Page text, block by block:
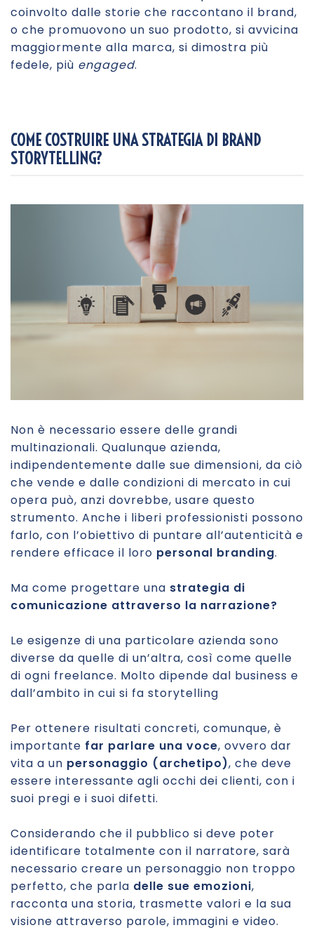
coinvolto dalle storie che raccontano il brand,
o che promuovono un suo prodotto, si avvicina
maggiormente alla marca, si dimostra più
fedele, più engaged.
COME COSTRUIRE UNA STRATEGIA DI BRAND
STORYTELLING?
Non è necessario essere delle grandi
multinazionali. Qualunque azienda,
indipendentemente dalle sue dimensioni, da ciò
che vende e dalle condizioni di mercato in cui
opera può, anzi dovrebbe, usare questo
strumento. Anche i liberi professionisti possono
farlo, con l’obiettivo di puntare all’autenticità e
rendere efficace il loro personal branding.
Ma come progettare una strategia di
comunicazione attraverso la narrazione?
Le esigenze di una particolare azienda sono
diverse da quelle di un’altra, così come quelle
di ogni freelance. Molto dipende dal business e
dall’ambito in cui si fa storytelling
Per ottenere risultati concreti, comunque, è
importante far parlare una voce, ovvero dar
vita a un personaggio (archetipo), che deve
essere interessante agli occhi dei clienti, con i
suoi pregi e i suoi difetti.
Considerando che il pubblico si deve poter
identificare totalmente con il narratore, sarà
necessario creare un personaggio non troppo
perfetto, che parla delle sue emozioni,
racconta una storia, trasmette valori e la sua
visione attraverso parole, immagini e video.